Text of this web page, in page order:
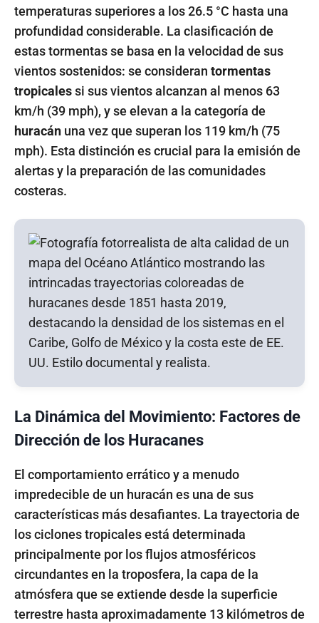
temperaturas superiores a los 26.5 °C hasta una
profundidad considerable. La clasificación de
estas tormentas se basa en la velocidad de sus
vientos sostenidos: se consideran tormentas
tropicalessi sus vientos alcanzan al menos 63
km/h (39 mph), y se elevan a la categoría de
huracán una vez que superan los 119 km/h (75
mph). Esta distinción es crucial para la emisión de
alertas y la preparación de las comunidades
costeras.
La Dinámica del Movimiento: Factores de
Dirección de los Huracanes
El comportamiento errático y a menudo
impredecible de un huracán es una de sus
características más desafiantes. La trayectoria de
los ciclones tropicales está determinada
principalmente por los flujos atmosféricos
circundantes en la troposfera, la capa de la
atmósfera que se extiende desde la superficie
terrestre hasta aproximadamente 13 kilómetros de